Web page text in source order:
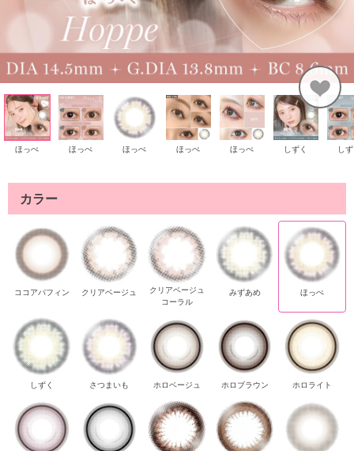
ほっぺ ほっぺ ほっぺ ほっぺ ほっぺ しずく し
カラー
ココアパフィン クリアベージュ
クリアベージュ
コーラル
みずあめ ほっぺ
しずく さつまいも ホロベージュ ホロブラウン ホロライト